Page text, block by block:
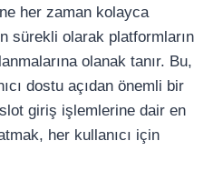
her zaman kolayca
sürekli olarak platformların
olanak tanır. Bu,
dostu açıdan önemli bir
giriş işlemlerine dair en
her kullanıcı için